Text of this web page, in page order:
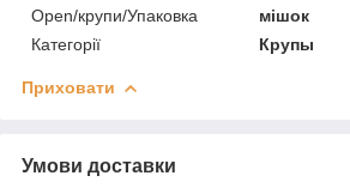
Open/крупи/Упаковка
мішок
Категорії
Крупы
Приховати
Умови доставки